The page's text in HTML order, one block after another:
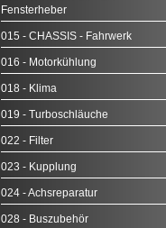
Fensterheber
015 - CHASSIS - Fahrwerk
016 - Motorkühlung
018 - Klima
019 - Turboschläuche
022 - Filter
023 - Kupplung
024 - Achsreparatur
028 - Buszubehör